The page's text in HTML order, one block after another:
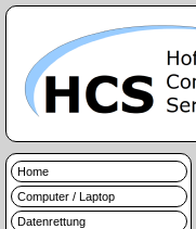
Home
Computer / Laptop
Datenrettung